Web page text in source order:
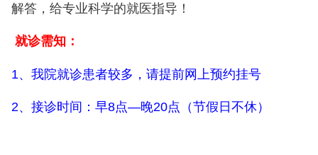
解答，给专业科学的就医指导！
就诊需知：
1、我院就诊患者较多，请提前网上预约挂号
2、接诊时间：早8点—晚20点（节假日不休）